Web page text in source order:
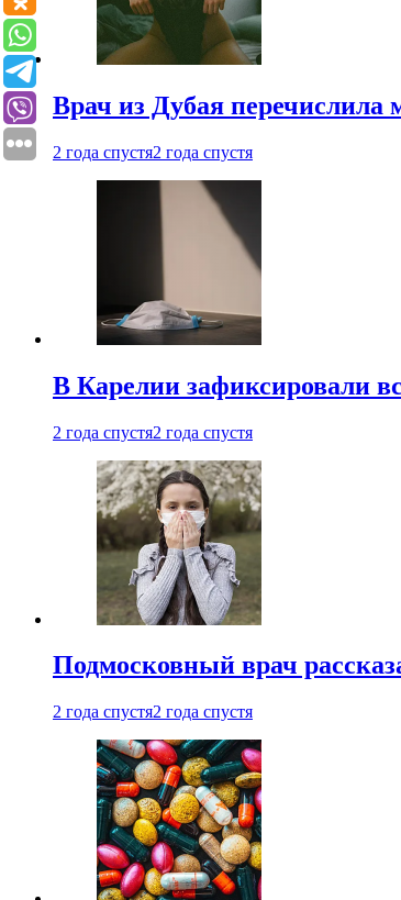
Врач из Дубая перечислила
2 года спустя2 года спустя
В Карелии зафиксировали
2 года спустя2 года спустя
Подмосковный врач
2 года спустя2 года спустя